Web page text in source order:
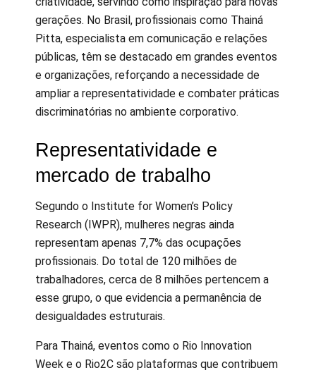
gerações. No Brasil, profissionais como Thainá
Pitta, especialista em comunicação e relações
públicas, têm se destacado em grandes eventos
e organizações, reforçando a necessidade de
ampliar a representatividade e combater práticas
discriminatórias no ambiente corporativo.
Representatividade e
mercado de trabalho
Segundo o Institute for Women’s Policy
Research (IWPR), mulheres negras ainda
representam apenas 7,7% das ocupações
profissionais. Do total de 120 milhões de
trabalhadores, cerca de 8 milhões pertencem a
esse grupo, o que evidencia a permanência de
desigualdades estruturais.
Para Thainá, eventos como o Rio Innovation
Week e o Rio2C são plataformas que contribuem